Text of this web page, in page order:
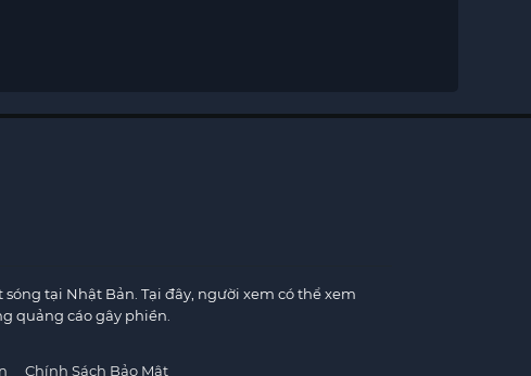
tại Nhật Bản. Tại đây, người xem có thể xem
quảng cáo gây phiền.
Chính Sách Bảo Mật